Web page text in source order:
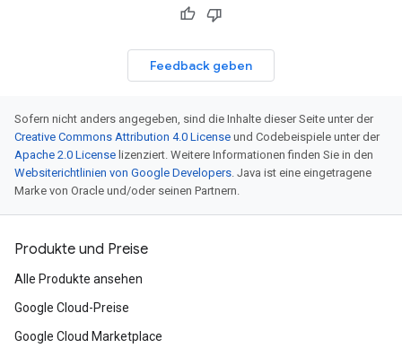
Feedback geben
Sofern nicht anders angegeben, sind die Inhalte dieser Seite unter der
Creative Commons Attribution 4.0 License und Codebeispiele unter der
Apache 2.0 License lizenziert. Weitere Informationen finden Sie in den
Websiterichtlinien von Google Developers. Java ist eine eingetragene
Marke von Oracle und/oder seinen Partnern.
Produkte und Preise
Alle Produkte ansehen
Google Cloud-Preise
Google Cloud Marketplace